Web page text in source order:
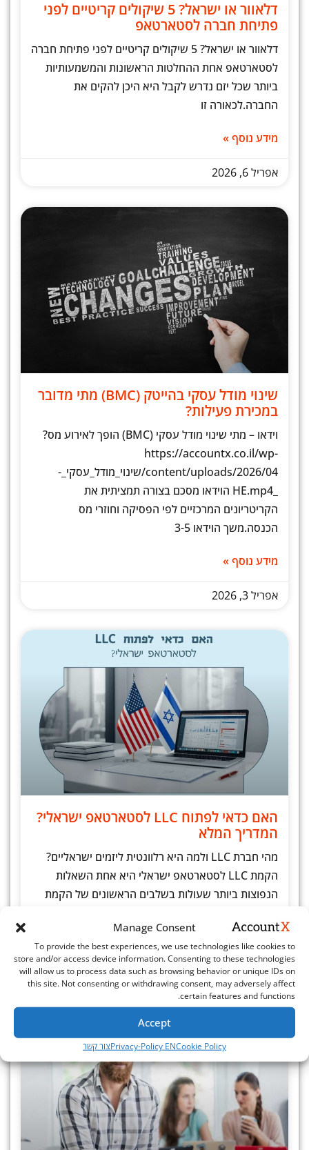
Manage Consent
To provide the best experiences, we use technologies like cookies to
store and/or access device information. Consenting to these technologies
will allow us to process data such as browsing behavior or unique IDs on
this site. Not consenting or withdrawing consent, may adversely affect
certain features and functions.
Accept
Cookie Policy
Privacy-Policy ENצור קשר
דלאוור או ישראל? 5 שיקולים קריטיים לפני
פתיחת חברה לסטארטאפ
דלאוור או ישראל? 5 שיקולים קריטיים לפני פתיחת חברה
לסטארטאפ אחת ההחלטות הראשונות והמשמעותיות
ביותר שכל יזם נדרש לקבל היא היכן להקים את
החברה.לכאורה זו
מידע נוסף »
אפריל 6, 2026
שינוי מודל עסקי בהייטק (BMC) מתי מדובר
במכירת פעילות?
וידאו – מתי שינוי מודל עסקי (BMC) הופך לאירוע מס?
https://accountx.co.il/wp-
content/uploads/2026/04/שינוי_מודל_עסקי_-
_HE.mp4 הוידאו מסכם בצורה תמציתית את
הקריטריונים המרכזיים לפי הפסיקה וחוזרי מס
הכנסה.משך הוידאו 3-5
מידע נוסף »
אפריל 3, 2026
האם כדאי לפתוח LLC לסטארטאפ ישראלי?
המדריך המלא
מהי חברת LLC ולמה היא רלוונטית ליזמים ישראליים?
הקמת LLC לסטארטאפ ישראלי היא אחת השאלות
הנפוצות ביותר שעולות בשלבים הראשונים של הקמת
מידע נוסף »
מרץ 23, 2026